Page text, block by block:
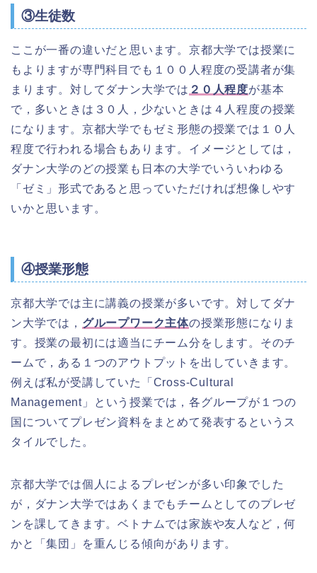
③生徒数
ここが一番の違いだと思います。京都大学では授業に
もよりますが専門科目でも１００人程度の受講者が集
まります。対してダナン大学では ２０人程度が基本
で，多いときは３０人，少ないときは４人程度の授業
になります。京都大学でもゼミ形態の授業では１０人
程度で行われる場合もあります。イメージとしては，
ダナン大学のどの授業も日本の大学でいういわゆる
「ゼミ」形式であると思っていただければ想像しやす
いかと思います。
④授業形態
京都大学では主に講義の授業が多いです。対してダナ
ン大学では， グループワーク主体の授業形態になりま
す。授業の最初には適当にチーム分をします。そのチ
ームで，ある１つのアウトプットを出していきます。
例えば私が受講していた「Cross-Cultural
Management」という授業では，各グループが１つの
国についてプレゼン資料をまとめて発表するというス
タイルでした。
京都大学では個人によるプレゼンが多い印象でした
が，ダナン大学ではあくまでもチームとしてのプレゼ
ンを課してきます。ベトナムでは家族や友人など，何
かと「集団」を重んじる傾向があります。